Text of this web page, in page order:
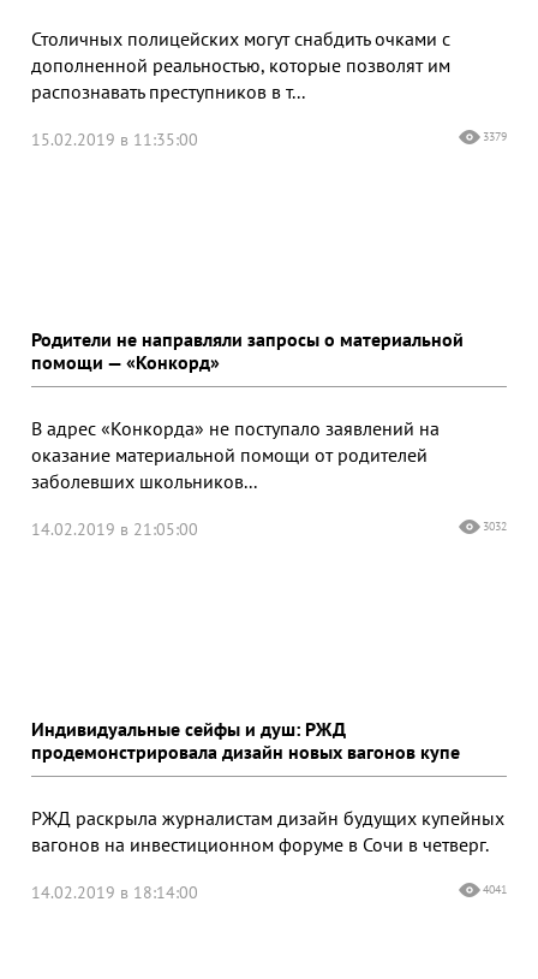
Столичных полицейских могут снабдить очками с
дополненной реальностью, которые позволят им
распознавать преступников в т...
15.02.2019 в 11:35:00 3379
Родители не направляли запросы о материальной
помощи — «Конкорд»
В адрес «Конкорда» не поступало заявлений на
оказание материальной помощи от родителей
заболевших школьников...
14.02.2019 в 21:05:00 3032
Индивидуальные сейфы и душ: РЖД
продемонстрировала дизайн новых вагонов купе
РЖД раскрыла журналистам дизайн будущих купейных
вагонов на инвестиционном форуме в Сочи в четверг.
14.02.2019 в 18:14:00 4041